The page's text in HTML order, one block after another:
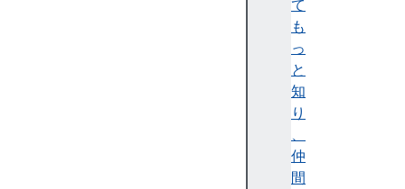
て
も
っ
と
知
り
、
仲
間